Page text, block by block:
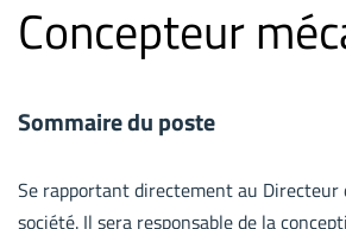
Concepteur
Sommaire du poste
Se rapportant directement au Directeur
société. Il sera responsable de la